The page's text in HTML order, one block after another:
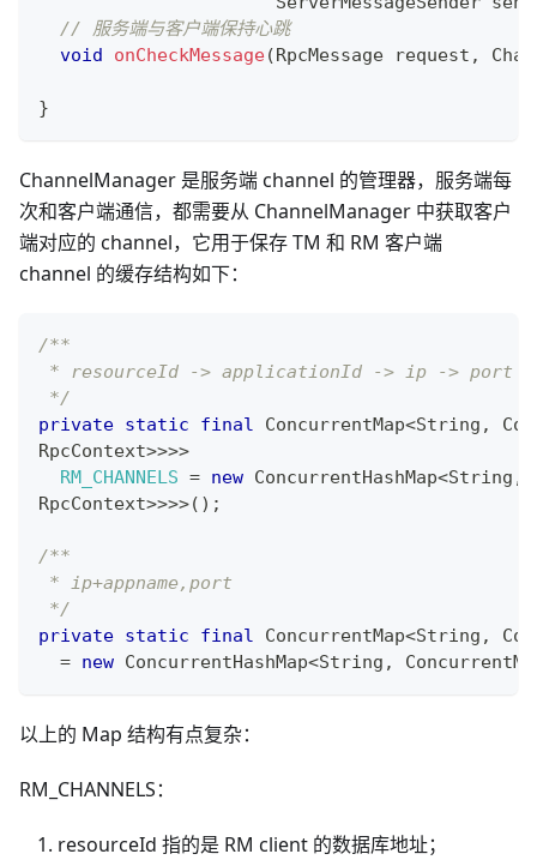
// 服务端与客户端保持心跳
void
onCheckMessage(RpcMessage request ,
}
ChannelManager 是服务端 channel 的管理器，服务端每
次和客户端通信，都需要从 ChannelManager 中获取客户
端对应的 channel，它用于保存 TM 和 RM 客户端
channel 的缓存结构如下：
/**
* resourceId -> applicationId -> ip -> port ->
*/
private static final ConcurrentMap<String ,
RpcContext>>>>
RM_CHANNELS = new ConcurrentHashMap<String ,
RpcContext>>>>( ) ;
/**
* ip+appname,port
*/
private static final ConcurrentMap<String ,
= new ConcurrentHashMap<String ,
以上的 Map 结构有点复杂：
RM_CHANNELS：
resourceId 指的是 RM client 的数据库地址；